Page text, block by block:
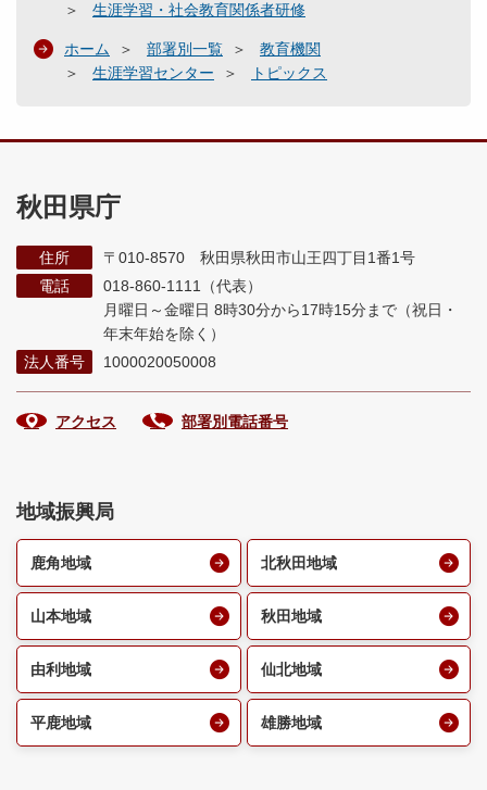
生涯学習・社会教育関係者研修
ホーム 部署別一覧
教育機関
生涯学習センター
トピックス
秋田県庁
住所
〒010-8570 秋田県秋田市山王四丁目1番1号
電話
018-860-1111（代表）
月曜日～金曜日 8時30分から17時15分まで （祝日・
年末年始を除く）
法人番号
1000020050008
アクセス 部署別電話番号
地域振興局
鹿角地域 北秋田地域
山本地域 秋田地域
由利地域 仙北地域
平鹿地域 雄勝地域